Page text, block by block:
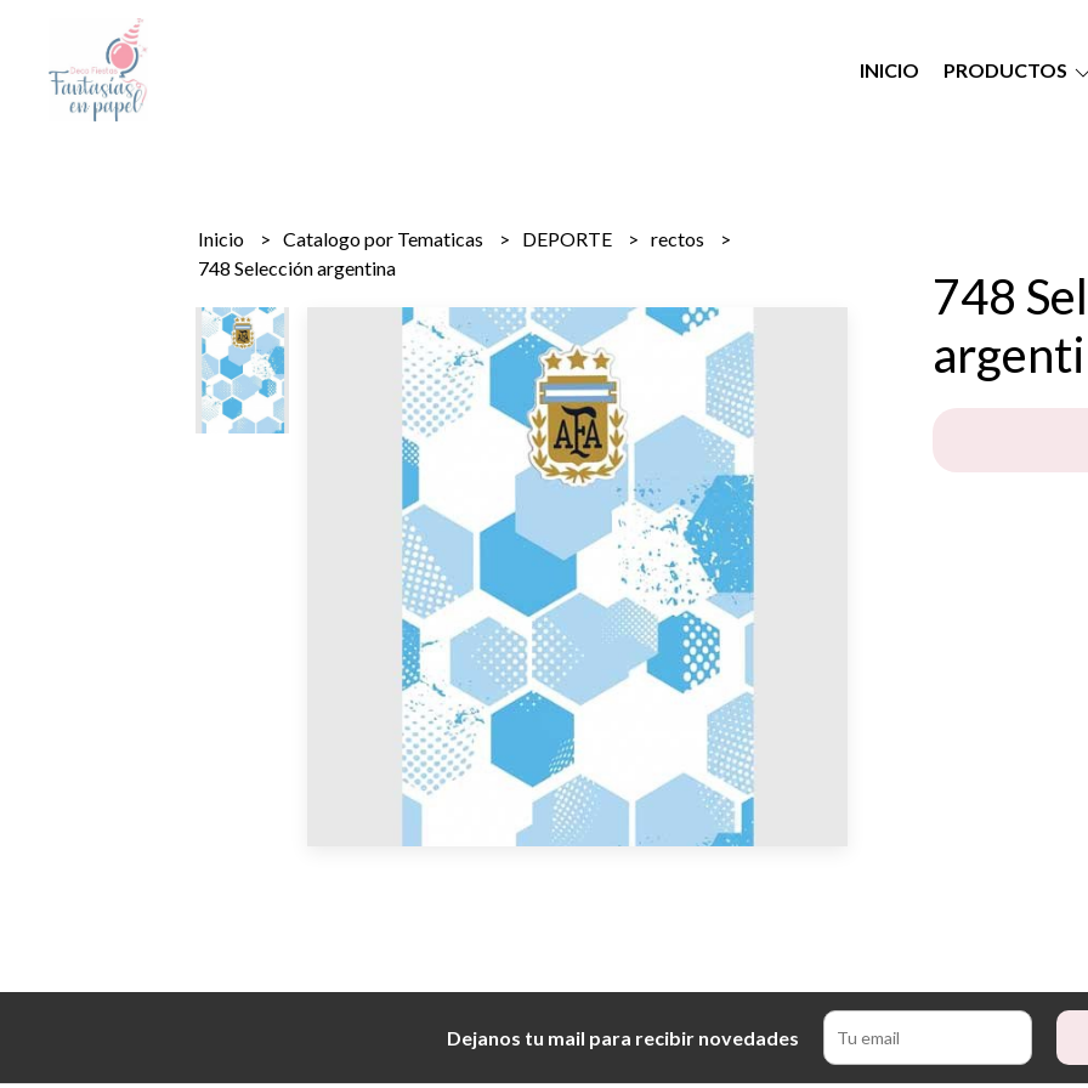
INICIO PRODUCTOS
Inicio Catalogo por Tematicas DEPORTE
rectos
748 Selección argentina
748
Dejanos tu mail para recibir novedades